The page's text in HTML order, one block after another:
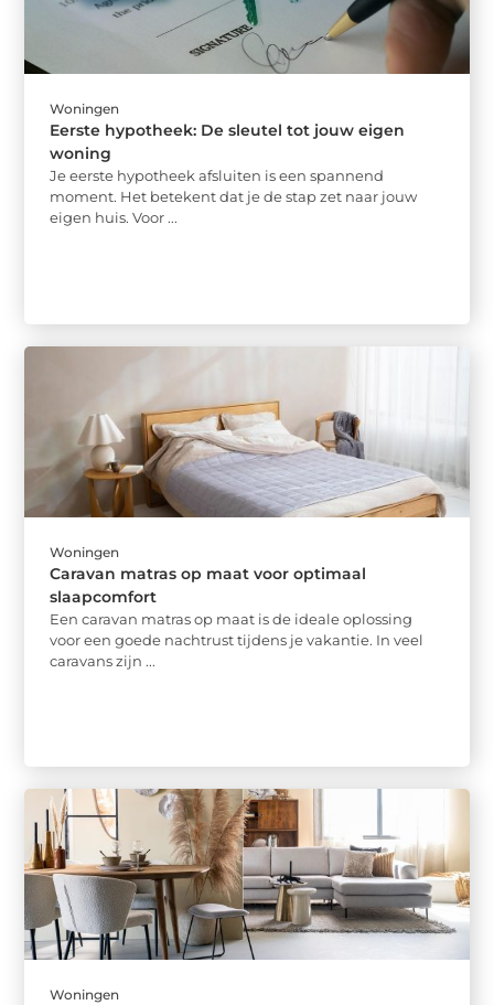
Woningen
Eerste hypotheek: De sleutel tot jouw eigen
woning
Je eerste hypotheek afsluiten is een spannend
moment. Het betekent dat je de stap zet naar jouw
eigen huis. Voor ...
Woningen
Caravan matras op maat voor optimaal
slaapcomfort
Een caravan matras op maat is de ideale oplossing
voor een goede nachtrust tijdens je vakantie. In veel
caravans zijn ...
Woningen